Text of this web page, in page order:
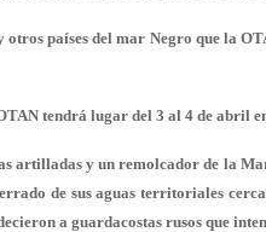
países del mar Negro que la
tendrá lugar del 3 al 4 de abril
artilladas y un remolcador de la
de sus aguas territoriales
a guardacostas rusos que